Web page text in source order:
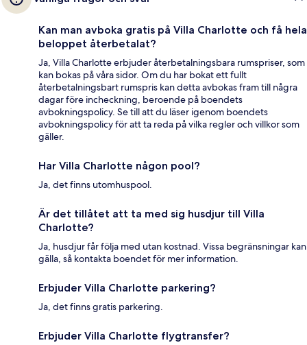
Kan man avboka gratis på Villa Charlotte och få hela
beloppet återbetalat?
Ja, Villa Charlotte erbjuder återbetalningsbara rumspriser, som
kan bokas på våra sidor. Om du har bokat ett fullt
återbetalningsbart rumspris kan detta avbokas fram till några
dagar före incheckning, beroende på boendets
avbokningspolicy. Se till att du läser igenom boendets
avbokningspolicy för att ta reda på vilka regler och villkor som
gäller.
Har Villa Charlotte någon pool?
Ja, det finns utomhuspool.
Är det tillåtet att ta med sig husdjur till Villa
Charlotte?
Ja, husdjur får följa med utan kostnad. Vissa begränsningar kan
gälla, så kontakta boendet för mer information.
Erbjuder Villa Charlotte parkering?
Ja, det finns gratis parkering.
Erbjuder Villa Charlotte flygtransfer?